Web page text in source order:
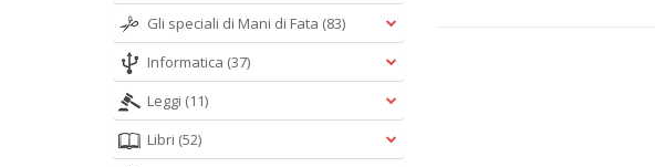
Gli speciali di Mani di Fata (83)
Informatica (37)
Leggi (11)
Libri (52)